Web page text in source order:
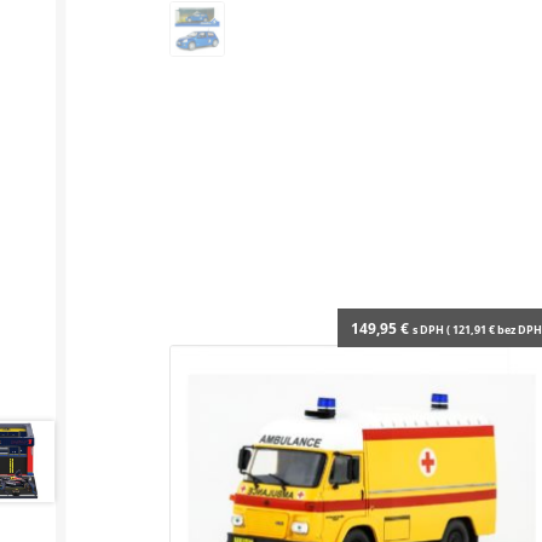
149,95€ s DPH (121,91 €bez